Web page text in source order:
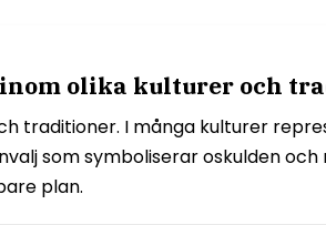
olika kulturer och
traditioner. I många kulturer
som symboliserar oskulden
plan.